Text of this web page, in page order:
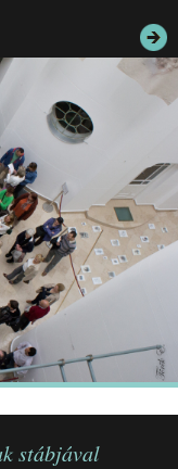
stábjával